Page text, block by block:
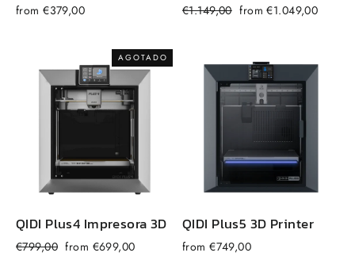
from €379,00
Precio
€1.149,00 Precio
from €1.049,00
AGOTADO
QIDI Plus4 Impresora 3D
Precio
€799,00 Precio
from €699,00
QIDI Plus5 3D Printer
from €749,00